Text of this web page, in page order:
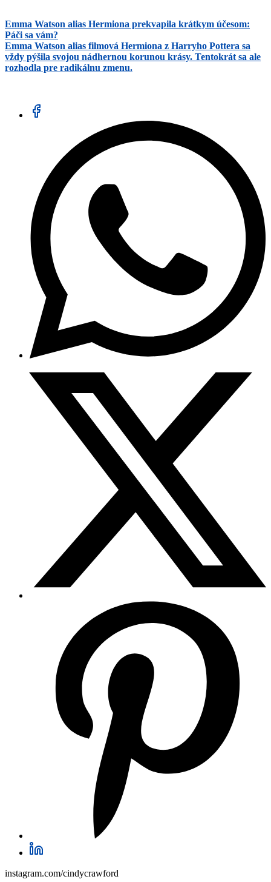
Emma Watson alias Hermiona prekvapila krátkym účesom:
Páči sa vám?
Emma Watson alias filmová Hermiona z Harryho Pottera sa
vždy pýšila svojou nádhernou korunou krásy. Tentokrát sa ale
rozhodla pre radikálnu zmenu.
instagram.com/cindycrawford